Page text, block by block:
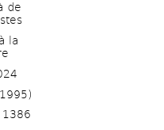
de
la